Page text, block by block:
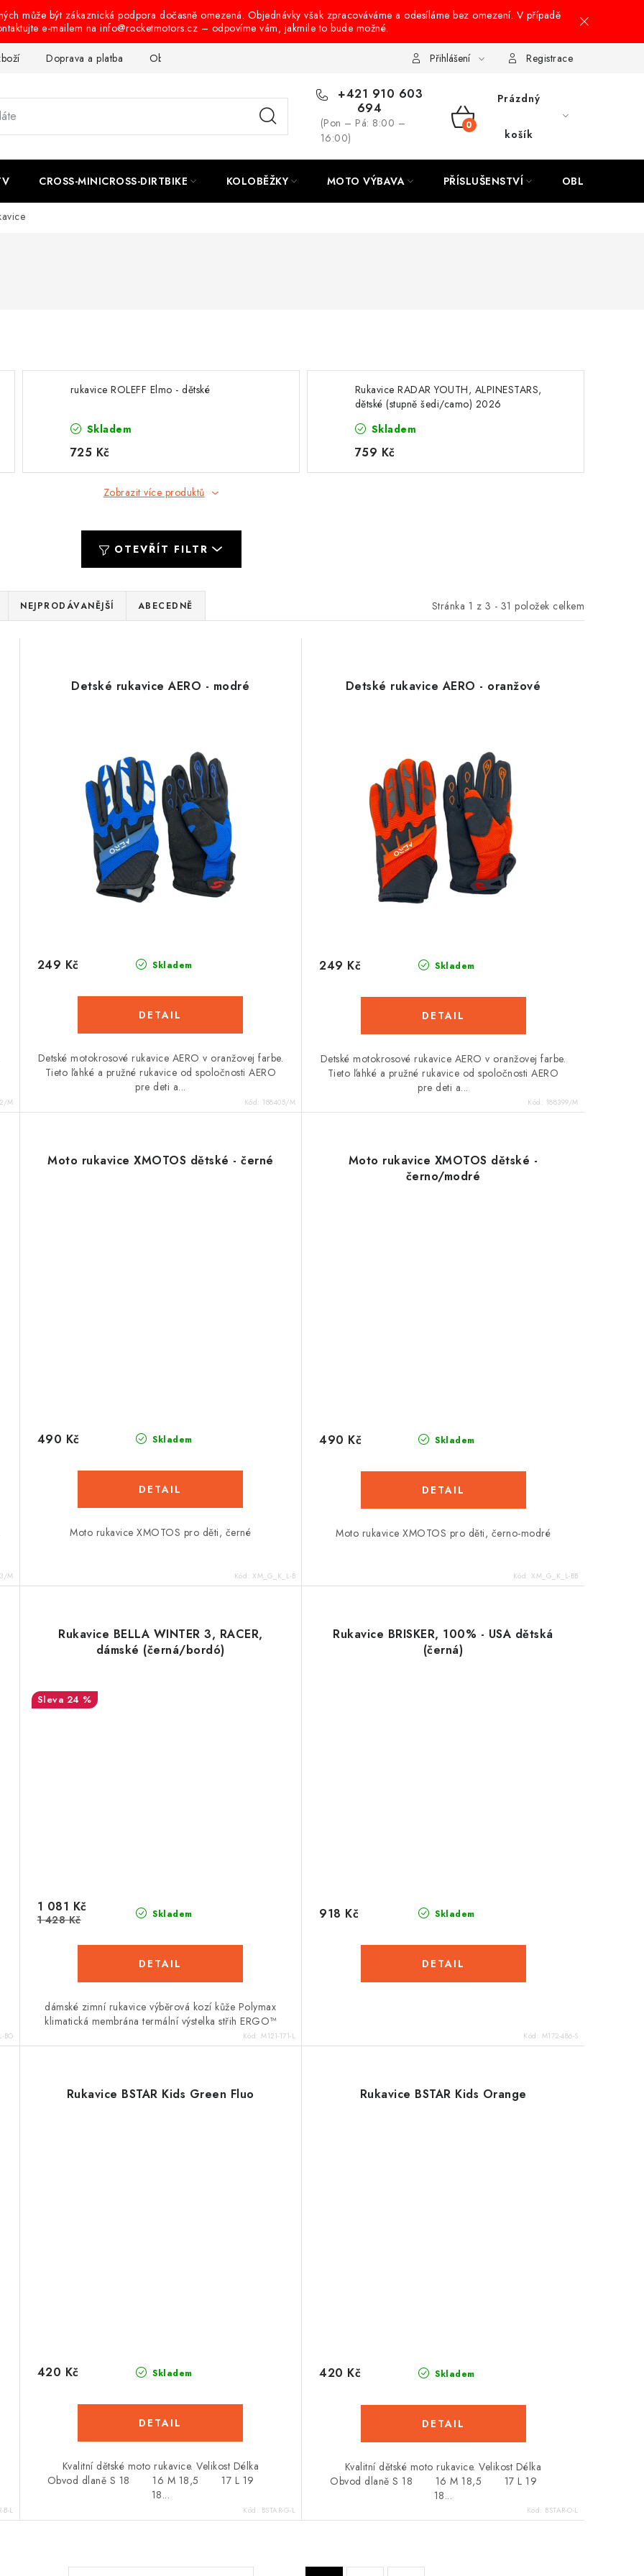
může být zákaznická podpora dočasně omezená. Objednávky však zpracováváme a odesíláme bez omezení. V případě
e-mailem na info@rocketmotors.cz – odpovíme vám, jakmile to bude možné.
Doprava a platba Obchodní podmínky Podmínky ochrany osobních údajů Návody na montáž
Přihlášení Registrace
+421 910 603
694
(Pon – Pá: 8:00 –
16:00)
NÁKUPNÍ
Prázdný
košík
CROSS-MINICROSS-DIRTBIKE KOLOBĚŽKY MOTO VÝBAVA PŘÍSLUŠENSTVÍ OBLEČENÍ
rukavice ROLEFF Elmo - dětské
Skladem
725 Kč
Rukavice RADAR YOUTH, ALPINESTARS,
dětské (stupně šedi/camo) 2026
Skladem
759 Kč
Zobrazit více produktů
OTEVŘÍT FILTR
Stránka 1 z 3 - 31 položek celkem
NEJPRODÁVANĚJŠÍ ABECEDNĚ
M
Detské rukavice AERO - modré
Skladem
249 Kč
Detské motokrosové rukavice AERO v oranžovej farbe.
Tieto ľahké a pružné rukavice od spoločnosti AERO
pre deti a...
Kód: 188405/M
Detské rukavice AERO - oranžové
Skladem
249 Kč
Detské motokrosové rukavice AERO v oranžovej farbe.
Tieto ľahké a pružné rukavice od spoločnosti AERO
pre deti a...
Kód: 188399/M
M
Moto rukavice XMOTOS dětské - černé
Skladem
490 Kč
Moto rukavice XMOTOS pro děti, černé
Kód:XM_G_K_L-B
Moto rukavice XMOTOS dětské -
černo/modré
Skladem
490 Kč
Moto rukavice XMOTOS pro děti, černo-modré
Kód:XM_G_K_L-BB
BO
Rukavice BELLA WINTER 3, RACER,
dámské (černá/bordó)
24 %
Skladem
1 081 Kč
1 428 Kč
dámské zimní rukavice výběrová kozí kůže Polymax
klimatická membrána termální výstelka střih ERGO™
Kód:M121-171-L
Rukavice BRISKER, 100% - USA dětská
(černá)
Skladem
918 Kč
Kód: M172-486-S
B-L
Rukavice BSTAR Kids Green Fluo
Skladem
420 Kč
Kvalitní dětské moto rukavice. Velikost Délka
Obvod dlaně S 18 16 M 18,5 17 L 19
18...
Kód: BSTAR-G-L
Rukavice BSTAR Kids Orange
Skladem
420 Kč
Kvalitní dětské moto rukavice. Velikost Délka
Obvod dlaně S 18 16 M 18,5 17 L 19
18...
Kód: BSTAR-O-L